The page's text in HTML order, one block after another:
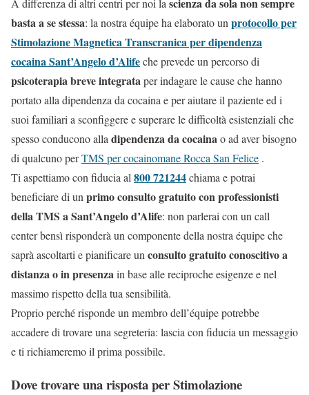
basta a se stessa: la nostra équipe ha elaborato un protocollo per
Stimolazione Magnetica Transcranica per dipendenza
cocaina Sant’Angelo d’Alifeche prevede un percorso di
psicoterapia breve integrataper indagare le cause che hanno
portato alla dipendenza da cocaina e per aiutare il paziente ed i
suoi familiari a sconfiggere e superare le difficoltà esistenziali che
spesso conducono alla dipendenza da cocainao ad aver bisogno
di qualcuno perTMS per cocainomane Rocca San Felice .
Ti aspettiamo con fiducia al 800 721244chiama e potrai
beneficiare di un primo consulto gratuito con professionisti
della TMS a Sant’Angelo d’Alife: non parlerai con un call
center bensì risponderà un componente della nostra équipe che
saprà ascoltarti e pianificare un consulto gratuito conoscitivo a
distanza o in presenzain base alle reciproche esigenze e nel
massimo rispetto della tua sensibilità.
Proprio perché risponde un membro dell’équipe potrebbe
accadere di trovare una segreteria: lascia con fiducia un messaggio
e ti richiameremo il prima possibile.
Dove trovare una risposta per Stimolazione